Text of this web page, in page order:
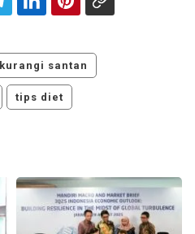
kurangi santan
tips diet